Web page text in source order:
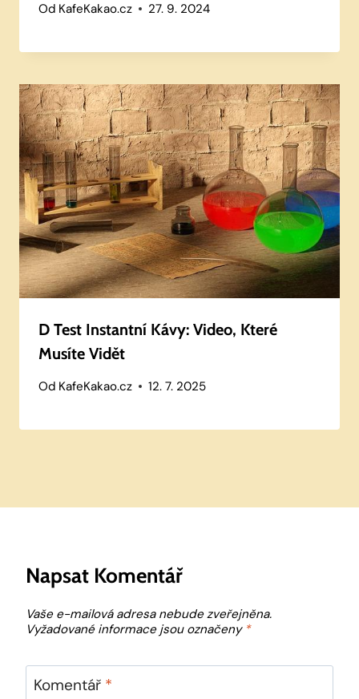
Od KafeKakao.cz 27. 9. 2024
D Test Instantní Kávy: Video, Které
Musíte Vidět
Od KafeKakao.cz 12. 7. 2025
Napsat Komentář
Vaše e-mailová adresa nebude zveřejněna.
Vyžadované informace jsou označeny *
Komentář *